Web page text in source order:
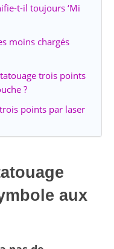
t-il toujours ‘Mi
moins chargés
trois points
?
points par laser
aux